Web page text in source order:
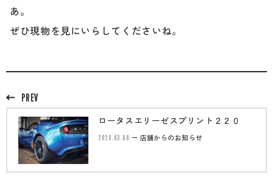
希望ください。
あ。
ぜひ現物を見にいらしてくださいね。
PREV
ロータスエリーゼスプリント２２０
2020.03.08 店舗からのお知らせ